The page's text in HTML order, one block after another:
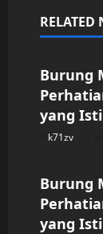
RELATED
Burung
yang
k71zv
Burung
yang